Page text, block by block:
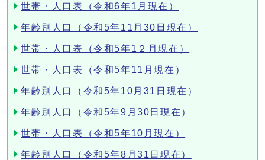
世帯・人口表（令和6年1月現在）
年齢別人口（令和5年11月30日現在）
世帯・人口表（令和5年1２月現在）
世帯・人口表（令和5年11月現在）
年齢別人口（令和5年10月31日現在）
年齢別人口（令和5年9月30日現在）
世帯・人口表（令和5年10月現在）
年齢別人口（令和5年8月31日現在）